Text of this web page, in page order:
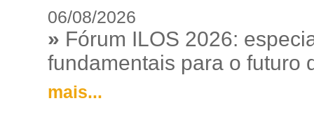
06/08/2026
» Fórum ILOS 2026:
fundamentais para o futuro
mais...